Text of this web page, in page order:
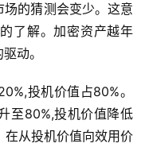
的猜测会变少。这意
了解。加密资产越年
动。
投机价值占80%。
至80%,投机价值降低
从投机价值向效用价